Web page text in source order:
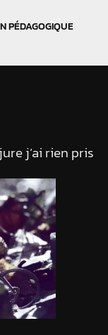
PÉDAGOGIQUE
j’ai rien pris